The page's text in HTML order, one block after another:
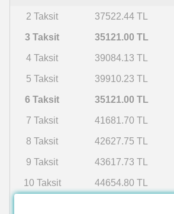
2 Taksit 37522.44 TL
3 Taksit 35121.00 TL
4 Taksit 39084.13 TL
5 Taksit 39910.23 TL
6 Taksit 35121.00 TL
7 Taksit 41681.70 TL
8 Taksit 42627.75 TL
9 Taksit 43617.73 TL
10 Taksit 44654.80 TL